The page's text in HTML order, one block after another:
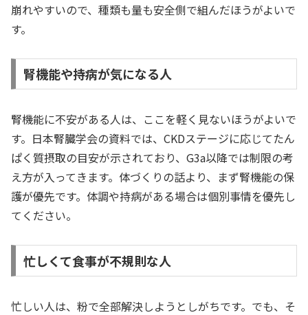
崩れやすいので、種類も量も安全側で組んだほうがよいで
す。
腎機能や持病が気になる人
腎機能に不安がある人は、ここを軽く見ないほうがよいで
す。日本腎臓学会の資料では、CKDステージに応じてたん
ぱく質摂取の目安が示されており、G3a以降では制限の考
え方が入ってきます。体づくりの話より、まず腎機能の保
護が優先です。体調や持病がある場合は個別事情を優先し
てください。
忙しくて食事が不規則な人
忙しい人は、粉で全部解決しようとしがちです。でも、そ